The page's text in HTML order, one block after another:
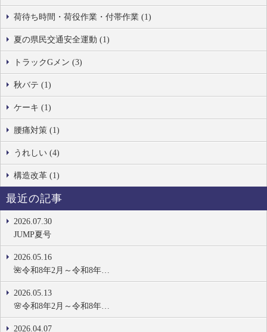
荷待ち時間・荷役作業・付帯作業 (1)
夏の県民交通安全運動 (1)
トラックGメン (3)
秋バテ (1)
ケーキ (1)
腰痛対策 (1)
うれしい (4)
構造改革 (1)
最近の記事
2026.07.30
JUMP夏号
2026.05.16
🌺令和8年2月～令和8年…
2026.05.13
🌸令和8年2月～令和8年…
2026.04.07